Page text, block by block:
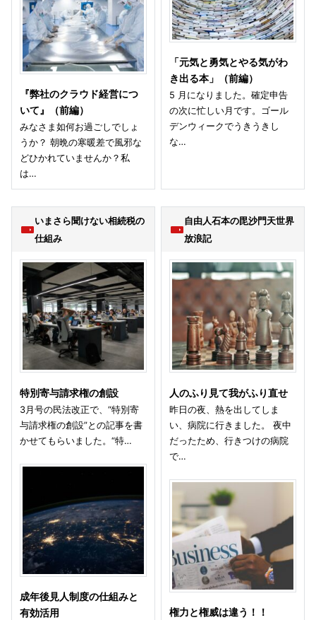
『弊社のクラウド経営につ
いて』（前編）
みなさま如何お過ごしでしょ
うか？ 朝晩の寒暖差で風邪な
どひかれていませんか？私
は…
「元気と勇気とやる気がわ
き出る本」（前編）
5 月になりました。確定申告
の次に忙しい月です。ゴール
デンウィークでうきうきし
な…
いまさら聞けない相続税の
仕組み
特別寄与請求権の創設
3月号の民法改正で、“特別寄
与請求権の創設”との記事を書
かせてもらいました。“特…
成年後見人制度の仕組みと
有効活用
自由人石本の毘沙門天世界
放浪記
人のふり見て我がふり直せ
昨日の夜、熱を出してしま
い、病院に行きました。 夜中
だったため、行きつけの病院
で…
権力と権威は違う！！